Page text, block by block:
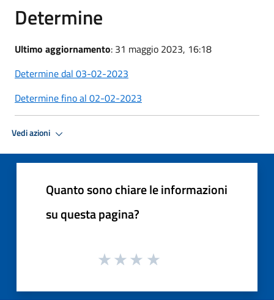
Determine
Ultimo aggiornamento: 31 maggio 2023, 16:18
Determine dal 03-02-2023
Determine fino al 02-02-2023
Vedi azioni
Quanto sono chiare le informazioni
su questa pagina?